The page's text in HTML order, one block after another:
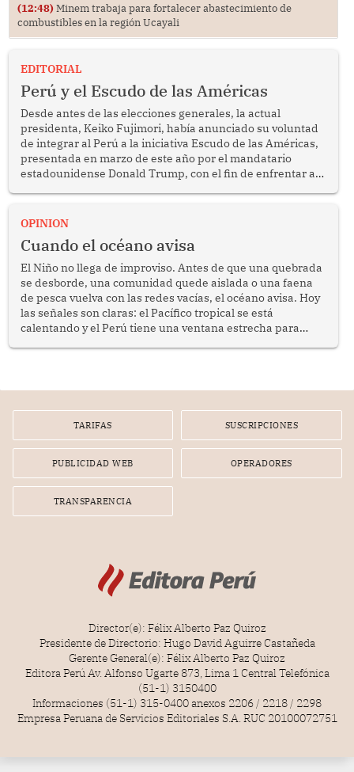
(12:48) Minem trabaja para fortalecer abastecimiento de
combustibles en la región Ucayali
EDITORIAL
Perú y el Escudo de las Américas
Desde antes de las elecciones generales, la actual
presidenta, Keiko Fujimori, había anunciado su voluntad
de integrar al Perú a la iniciativa Escudo de las Américas,
presentada en marzo de este año por el mandatario
estadounidense Donald Trump, con el fin de enfrentar al
OPINION
Cuando el océano avisa
El Niño no llega de improviso. Antes de que una quebrada
se desborde, una comunidad quede aislada o una faena
de pesca vuelva con las redes vacías, el océano avisa. Hoy
las señales son claras: el Pacífico tropical se está
calentando y el Perú tiene una ventana estrecha para
TARIFAS SUSCRIPCIONES
PUBLICIDAD WEB OPERADORES
TRANSPARENCIA
Director(e): Félix Alberto Paz Quiroz
Presidente de Directorio: Hugo David Aguirre Castañeda
Gerente General(e): Félix Alberto Paz Quiroz
Editora Perú Av. Alfonso Ugarte 873, Lima 1 Central Telefónica
(51-1) 3150400
Informaciones (51-1) 315-0400 anexos 2206 / 2218 / 2298
Empresa Peruana de Servicios Editoriales S.A. RUC 20100072751